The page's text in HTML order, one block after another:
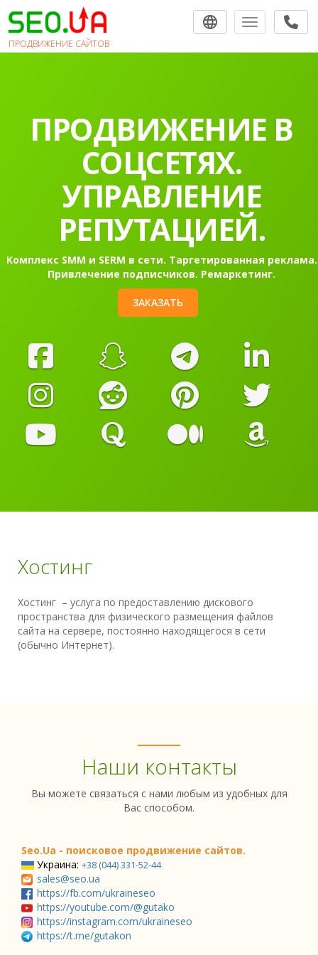
ПРОДВИЖЕНИЕ САЙТОВ
Toggle
ПРОДВИЖЕНИЕ В
СОЦСЕТЯХ.
УПРАВЛЕНИЕ
РЕПУТАЦИЕЙ.
Комплекс SMM и SERM в сети. Таргетированная реклама.
Привлечение подписчиков. Ремаркетинг.
ЗАКАЗАТЬ
Хостинг
Хостинг – услуга по предоставлению дискового
пространства для физического размещения файлов
сайта на сервере, постоянно находящегося в сети
(обычно Интернет).
Наши контакты
Вы можете связаться с нами любым из удобных для
Вас способом.
Seo.Ua - поисковое продвижение сайтов.
Украина: +38 (044) 331-52-44
sales@seo.ua
https://fb.com/ukraineseo
https://youtube.com/@gutako
https://instagram.com/ukraineseo
https://t.me/gutakon